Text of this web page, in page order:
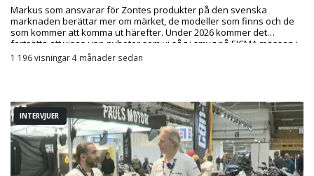
Markus som ansvarar för Zontes produkter på den svenska
marknaden berättar mer om märket, de modeller som finns och de
som kommer att komma ut härefter. Under 2026 kommer det
fortsätta att visas upp nyheter som vi såg i smyg på EICMA mässan i
Milano i vintras.
1 196 visningar 4 månader sedan
INTERVJUER